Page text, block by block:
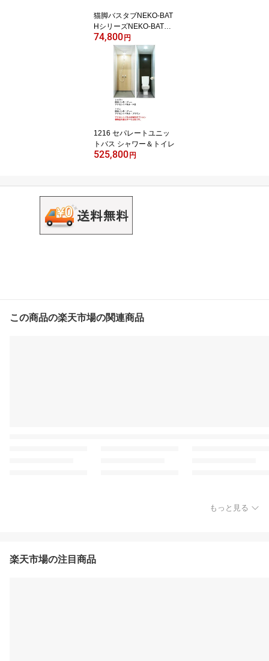
猫脚バスタブNEKO-BAT
HシリーズNEKO-BATH-
1250
74,800 円
1216 セパレートユニッ
トバス シャワー＆トイレ
525,800 円
この商品の楽天市場の関連商品
もっと見る
楽天市場の注目商品